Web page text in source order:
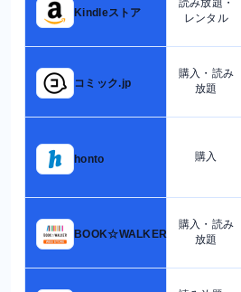
Kindleストア
読み放題・
レンタル
コミック.jp
購入・読み
放題
honto 購入
BOOK☆WALKER
購入・読み
放題